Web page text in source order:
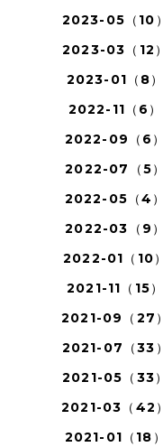
2023-05（10）
2023-03（12）
2023-01（8）
2022-11（6）
2022-09（6）
2022-07（5）
2022-05（4）
2022-03（9）
2022-01（10）
2021-11（15）
2021-09（27）
2021-07（33）
2021-05（33）
2021-03（42）
2021-01（18）